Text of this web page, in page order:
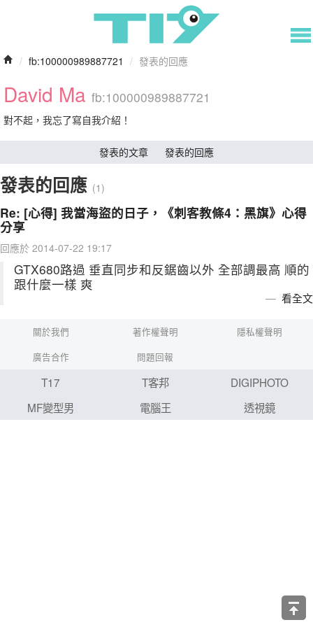
/ fb:100000989887721 / 發表的回應
David Ma fb:100000989887721
對不起，我忘了寫自我介紹！
發表的文章 發表的回應
發表的回應 (1)
Re: [心得] 我當海盜的日子，《刺客教條4：黑旗》心得
分享
回應於 2014-07-22 19:17
GTX680路過 垂直同步和反鋸齒以外 全部調最高 順的
跟什麼一樣 爽
看全文
關於我們 著作權聲明
隱私權聲明
廣告合作
問題回報
T17 T客邦
DIGIPHOTO
MF變型男
電腦王 透視鏡